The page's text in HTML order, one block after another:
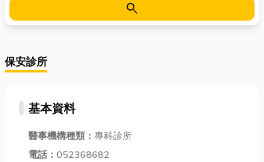
search
保安診所
基本資料
醫事機構種類： 專科診所
電話： 052368682